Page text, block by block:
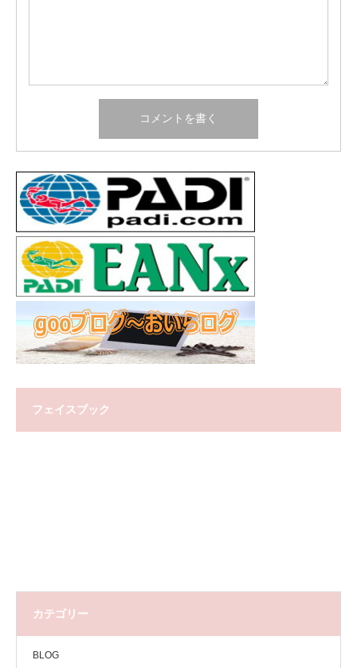
フェイスブック
カテゴリー
BLOG